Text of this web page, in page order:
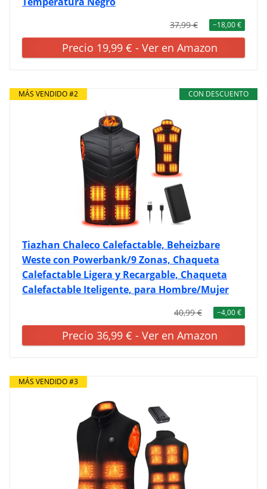
37,99 € −18,00 €
Precio 19,99 € - Ver en Amazon
CON DESCUENTO
MÁS VENDIDO #2
Tiazhan Chaleco Calefactable, Beheizbare
Weste con Powerbank/9 Zonas, Chaqueta
Calefactable Ligera y Recargable, Chaqueta
Calefactable Iteligente, para Hombre/Mujer
40,99 € −4,00 €
Precio 36,99 € - Ver en Amazon
MÁS VENDIDO #3